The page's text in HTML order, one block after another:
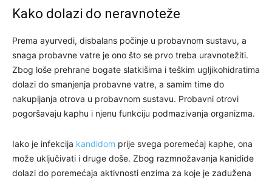
Kako dolazi do neravnoteže
Prema ayurvedi, disbalans počinje u probavnom sustavu, a
snaga probavne vatre je ono što se prvo treba uravnotežiti.
Zbog loše prehrane bogate slatkišima i teškim ugljikohidratima
dolazi do smanjenja probavne vatre, a samim time do
nakupljanja otrova u probavnom sustavu. Probavni otrovi
pogoršavaju kaphu i njenu funkciju podmazivanja organizma.
Iako je infekcija kandidom prije svega poremećaj kaphe, ona
može uključivati i druge doše. Zbog razmnožavanja kanidide
dolazi do poremećaja aktivnosti enzima za koje je zadužena